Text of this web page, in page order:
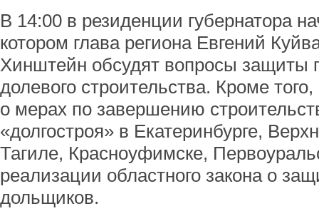
В 14:00 в резиденции губернатора
котором глава региона Евгений
Хинштейн обсудят вопросы защиты
долевого строительства. Кроме
о мерах по завершению
«долгостроя» в Екатеринбурге,
Тагиле, Красноуфимске,
реализации областного закона о
дольщиков.